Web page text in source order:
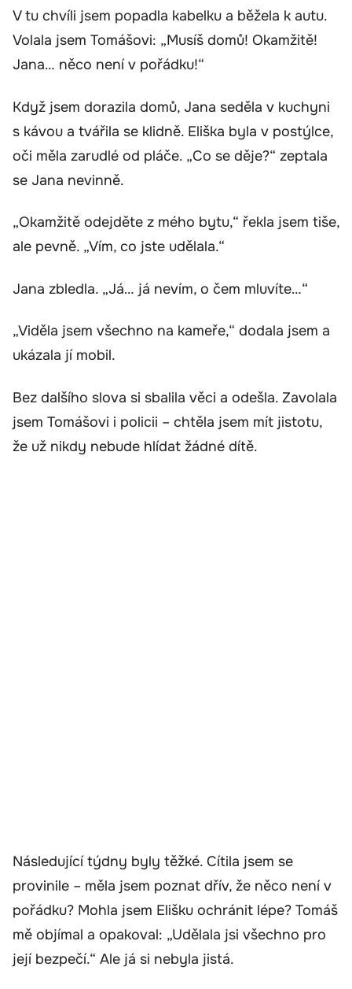
V tu chvíli jsem popadla kabelku a běžela k autu.
Volala jsem Tomášovi: „Musíš domů! Okamžitě!
Jana… něco není v pořádku!“
Když jsem dorazila domů, Jana seděla v kuchyni
s kávou a tvářila se klidně. Eliška byla v postýlce,
oči měla zarudlé od pláče. „Co se děje?“ zeptala
se Jana nevinně.
„Okamžitě odejděte z mého bytu,“ řekla jsem tiše,
ale pevně. „Vím, co jste udělala.“
Jana zbledla. „Já… já nevím, o čem mluvíte…“
„Viděla jsem všechno na kameře,“ dodala jsem a
ukázala jí mobil.
Bez dalšího slova si sbalila věci a odešla. Zavolala
jsem Tomášovi i policii – chtěla jsem mít jistotu,
že už nikdy nebude hlídat žádné dítě.
Následující týdny byly těžké. Cítila jsem se
provinile – měla jsem poznat dřív, že něco není v
pořádku? Mohla jsem Elišku ochránit lépe? Tomáš
mě objímal a opakoval: „Udělala jsi všechno pro
její bezpečí.“ Ale já si nebyla jistá.